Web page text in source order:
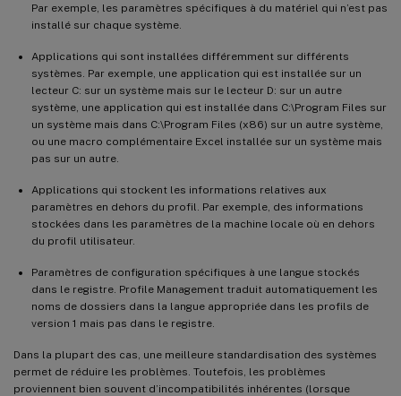
Par exemple, les paramètres spécifiques à du matériel qui n’est pas
installé sur chaque système.
Applications qui sont installées différemment sur différents
systèmes. Par exemple, une application qui est installée sur un
lecteur C: sur un système mais sur le lecteur D: sur un autre
système, une application qui est installée dans C:\Program Files sur
un système mais dans C:\Program Files (x86) sur un autre système,
ou une macro complémentaire Excel installée sur un système mais
pas sur un autre.
Applications qui stockent les informations relatives aux
paramètres en dehors du profil. Par exemple, des informations
stockées dans les paramètres de la machine locale où en dehors
du profil utilisateur.
Paramètres de configuration spécifiques à une langue stockés
dans le registre. Profile Management traduit automatiquement les
noms de dossiers dans la langue appropriée dans les profils de
version 1 mais pas dans le registre.
Dans la plupart des cas, une meilleure standardisation des systèmes
permet de réduire les problèmes. Toutefois, les problèmes
proviennent bien souvent d’incompatibilités inhérentes (lorsque